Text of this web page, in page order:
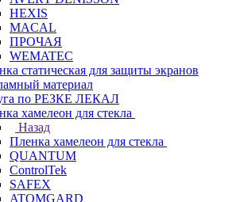
HEXIS
MACAL
ПРОЧАЯ
WEMATEC
статическая для защиты экранов
материал
по РЕЗКЕ ЛЕКАЛ
хамелеон для стекла
Назад
Пленка хамелеон для стекла
QUANTUM
ControlTek
SAFEX
ATOMGARD